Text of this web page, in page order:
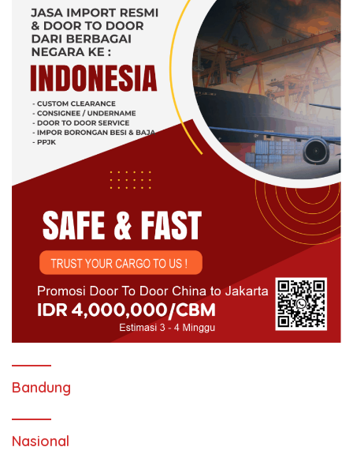
Bandung
Nasional